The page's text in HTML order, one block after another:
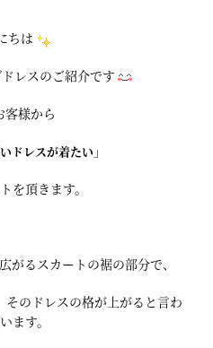
ちは
レスのご紹介です
客様から
ドレスが着たい」
を頂きます。
がるスカートの裾の部分で、
のドレスの格が上がると言わ
ます。